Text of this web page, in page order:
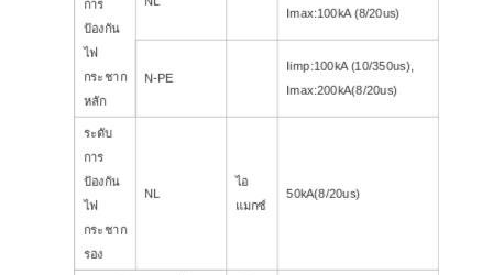
การ
ป้องกัน
ไฟ
กระชาก
หลัก
Imax:100kA (8/20us)
N-PE
Iimp:100kA (10/350us),
Imax:200kA(8/20us)
ระดับ
การ
ป้องกัน
ไฟ
กระชาก
รอง
NL
ไอ
แมกซ์
50kA(8/20us)